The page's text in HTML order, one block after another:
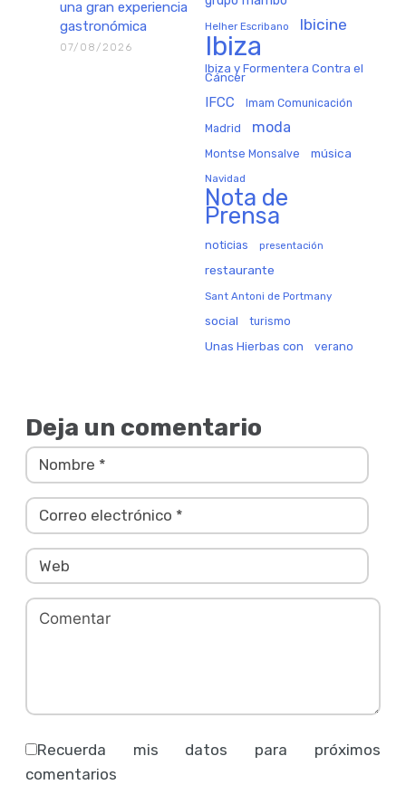
una gran experiencia
gastronómica
07/08/2026
Helher Escribano Ibicine
Ibiza
Ibiza y Formentera Contra el
Cáncer
IFCC Imam Comunicación
Madrid moda
Montse Monsalve música
Navidad
Nota de
Prensa
noticias presentación
restaurante
Sant Antoni de Portmany
social turismo
Unas Hierbas con verano
Deja un comentario
Recuerda mis datos para próximos
comentarios